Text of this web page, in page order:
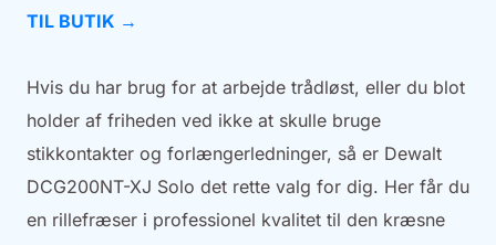
TIL BUTIK →
Hvis du har brug for at arbejde trådløst, eller du blot
holder af friheden ved ikke at skulle bruge
stikkontakter og forlængerledninger, så er Dewalt
DCG200NT-XJ Solo det rette valg for dig. Her får du
en rillefræser i professionel kvalitet til den kræsne